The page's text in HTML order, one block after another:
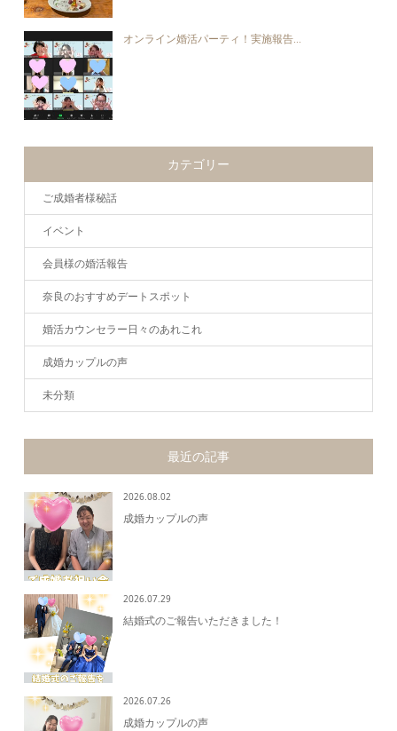
オンライン婚活パーティ！実施報告...
カテゴリー
ご成婚者様秘話
イベント
会員様の婚活報告
奈良のおすすめデートスポット
婚活カウンセラー日々のあれこれ
成婚カップルの声
未分類
最近の記事
2026.08.02
成婚カップルの声
2026.07.29
結婚式のご報告いただきました！
2026.07.26
成婚カップルの声